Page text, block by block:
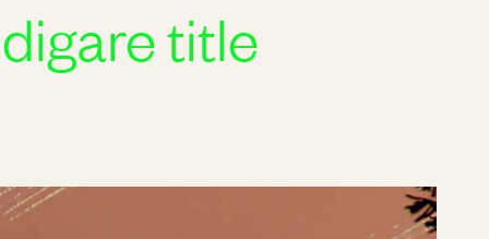
title